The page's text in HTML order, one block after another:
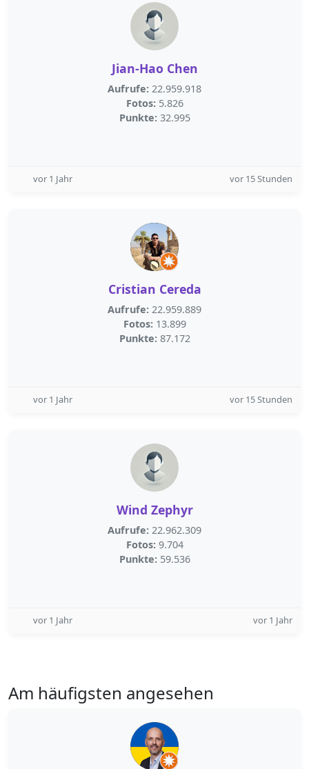
Jian-Hao Chen
Aufrufe: 22.959.918
Fotos: 5.826
Punkte: 32.995
vor 1 Jahr vor 15 Stunden
Cristian Cereda
Aufrufe: 22.959.889
Fotos: 13.899
Punkte: 87.172
vor 1 Jahr vor 15 Stunden
Wind Zephyr
Aufrufe: 22.962.309
Fotos: 9.704
Punkte: 59.536
vor 1 Jahr vor 1 Jahr
Am häufigsten angesehen